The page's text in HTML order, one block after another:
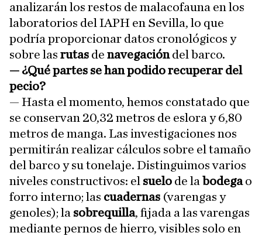
analizarán los restos de malacofauna en los
laboratorios del IAPH en Sevilla, lo que
podría proporcionar datos cronológicos y
sobre las rutas de navegacióndel barco.
— ¿Qué partes se han podido recuperar del
pecio?
— Hasta el momento, hemos constatado que
se conservan 20,32 metros de eslora y 6,80
metros de manga. Las investigaciones nos
permitirán realizar cálculos sobre el tamaño
del barco y su tonelaje. Distinguimos varios
niveles constructivos: el suelo de la bodegao
forro interno; las cuadernas (varengas y
genoles); la sobrequilla, fijada a las varengas
mediante pernos de hierro, visibles solo en